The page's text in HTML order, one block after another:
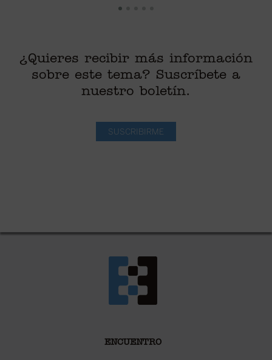
¿Quieres recibir más información
sobre este tema? Suscríbete a
nuestro boletín.
SUSCRIBIRME
ENCUENTRO